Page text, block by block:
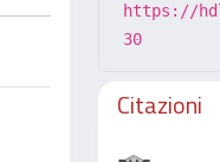
https://
30
Citazioni